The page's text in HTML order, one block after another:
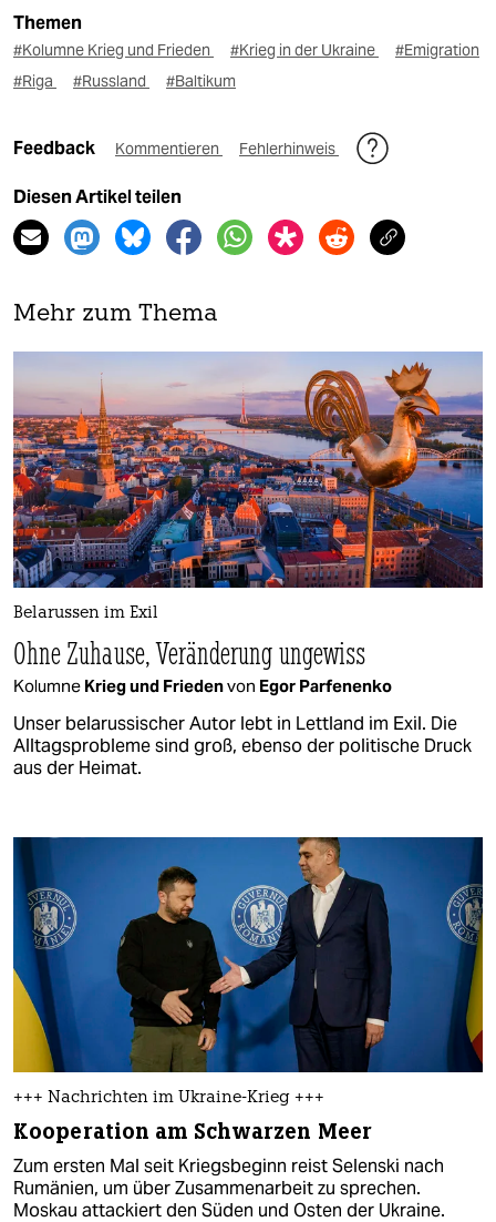
Themen
#Kolumne Krieg und Frieden #Krieg in der Ukraine
#Emigration
#Riga
#Russland #Baltikum
Feedback Kommentieren Fehlerhinweis
Diesen Artikel teilen
Mehr zum Thema
Belarussen im Exil
Ohne Zuhause, Veränderung ungewiss
Kolumne Krieg und Friedenvon Egor Parfenenko
Unser belarussischer Autor lebt in Lettland im Exil. Die
Alltagsprobleme sind groß, ebenso der politische Druck
aus der Heimat.
+++ Nachrichten im Ukraine-Krieg +++
Kooperation am Schwarzen Meer
Zum ersten Mal seit Kriegsbeginn reist Selenski nach
Rumänien, um über Zusammenarbeit zu sprechen.
Moskau attackiert den Süden und Osten der Ukraine.